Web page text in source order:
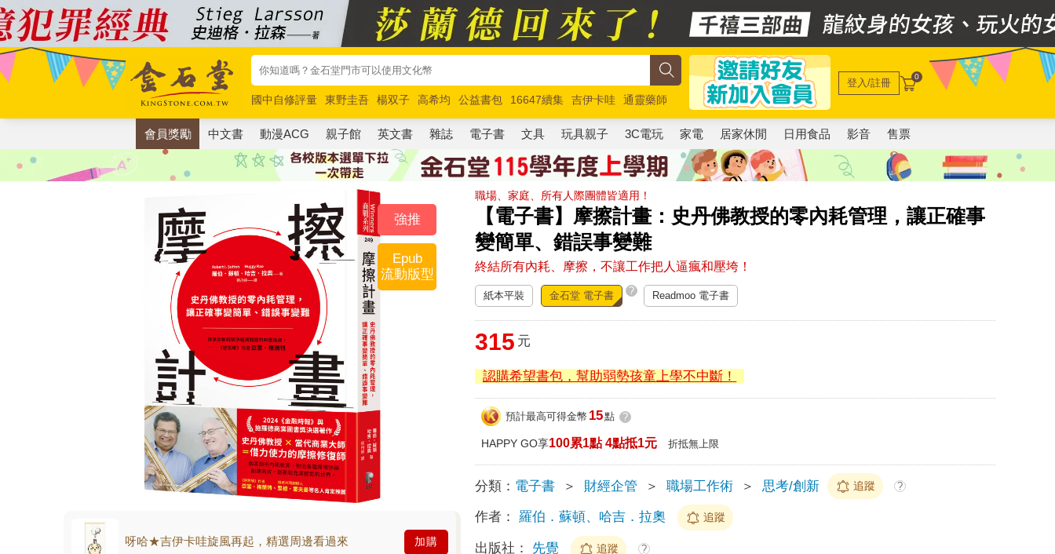
國中自修評量 東野圭吾 楊双子 高希均 公益書包 16647續集 吉伊卡哇
通靈藥師
唯紅花綻放
奧德賽 路邊攤新作 馬斯克 玩具總動員5 超慢跑
登入/註冊 0
會員獎勵 中文書 動漫ACG 親子館 英文書 雜誌 電子書 文具 玩具親子 3C電玩 家電 居家休閒 日用食品 影音 售票
職場、家庭、所有人際團體皆適用！
【電子書】摩擦計畫：史丹佛教授的零內耗管理，讓正確事
變簡單、錯誤事變難
終結所有內耗、摩擦，不讓工作把人逼瘋和壓垮！
強推
Epub
流動版型
呀哈★吉伊卡哇旋風再起，精選周邊看過來 加購
紙本平裝 金石堂 電子書 ? Readmoo 電子書
315 元
認購希望書包，幫助弱勢孩童上學不中斷！
預計最高可得金幣 15點 ?
HAPPY GO享100累1點 4點抵1元 折抵無上限
分類： 電子書 ＞ 財經企管 ＞ 職場工作術 ＞ 思考/創新 追蹤 ?
作者： 羅伯．蘇頓、哈吉．拉奧 追蹤
出版社： 先覺 追蹤 ?